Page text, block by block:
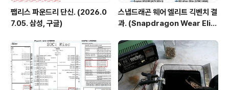
팹리스 파운드리 단신. (2026.0
7.05. 삼성, 구글)
스냅드래곤 웨어 엘리트 긱벤치 결
과. (Snapdragon Wear Elit